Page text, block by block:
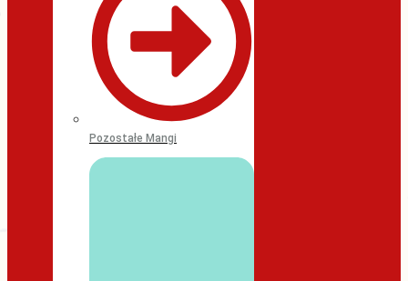
Pozostałe Mangi